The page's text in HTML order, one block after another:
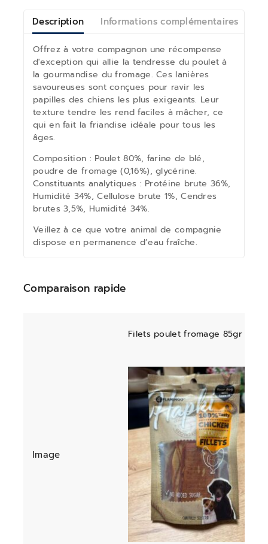
Description Informations complémentaires
Offrez à votre compagnon une récompense
d'exception qui allie la tendresse du poulet à
la gourmandise du fromage. Ces lanières
savoureuses sont conçues pour ravir les
papilles des chiens les plus exigeants. Leur
texture tendre les rend faciles à mâcher, ce
qui en fait la friandise idéale pour tous les
âges.
Composition : Poulet 80%, farine de blé,
poudre de fromage (0,16%), glycérine.
Constituants analytiques : Protéine brute 36%,
Humidité 34%, Cellulose brute 1%, Cendres
brutes 3,5%, Humidité 34%.
Veillez à ce que votre animal de compagnie
dispose en permanence d’eau fraîche.
Comparaison rapide
Filets poulet fromage 85gr
Image